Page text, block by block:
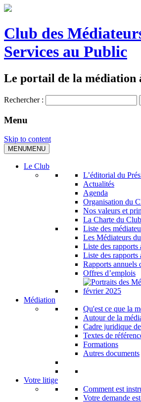
Club des
Services au Public
Le portail de la médiation
Rechercher :
Menu
Skip to content
MENUMENU
Le Club
L’éditorial du
Actualités
Agenda
Organisation du
Nos valeurs et
La Charte du Club
Liste des
Les Médiateurs
Liste des rapports
Liste des rapports
Rapports annuels
Offres d’emplois
Médiation
Qu'est ce que la
Autour de la
Cadre juridique
Textes de
Formations
Autres documents
Votre litige
Comment est
Votre demande